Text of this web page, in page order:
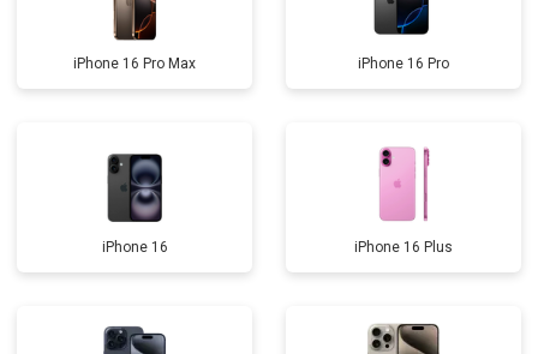
iPhone 16 Pro Max iPhone 16 Pro
iPhone 16 iPhone 16 Plus